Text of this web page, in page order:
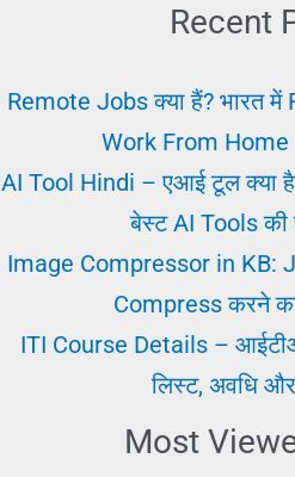
गलतियों
बारे
महत्वपूर्ण
Recent
Remote Jobs क्या हैं? भारत
Work From Home
AI Tool Hindi – एआई टूल क्या
बेस्ट AI Tools की
Image Compressor in KB:
Compress करने
ITI Course Details –
लिस्ट, अवधि
Most